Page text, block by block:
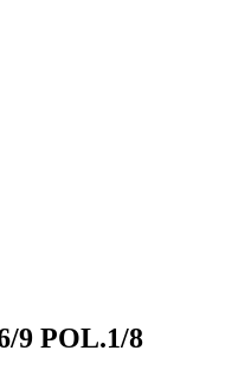
9 POL.1/8